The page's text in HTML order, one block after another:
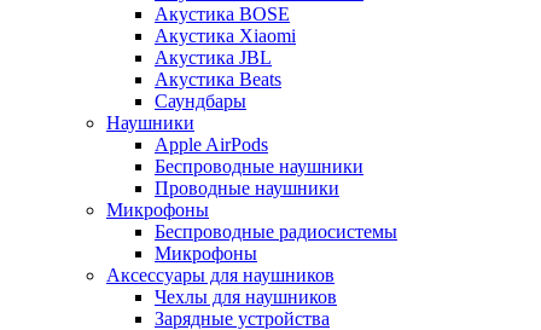
Акустика BOSE
Акустика Xiaomi
Акустика JBL
Акустика Beats
Саундбары
Наушники
Apple AirPods
Беспроводные наушники
Проводные наушники
Микрофоны
Беспроводные радиосистемы
Микрофоны
Аксессуары для наушников
Чехлы для наушников
Зарядные устройства